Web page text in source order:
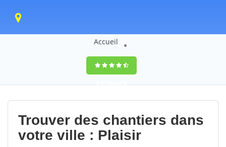
Accueil
9,5(100%)0
votes
Trouver des chantiers dans
votre ville : Plaisir